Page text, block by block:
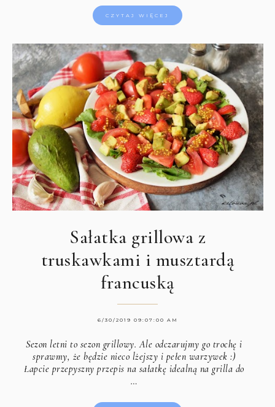
CZYTAJ WIĘCEJ
Sałatka grillowa z
truskawkami i musztardą
francuską
6/30/2019 09:07:00 AM
Sezon letni to sezon grillowy. Ale odczarujmy go trochę i
sprawmy, że będzie nieco lżejszy i pełen warzywek :)
Łapcie przepyszny przepis na sałatkę idealną na grilla do
…